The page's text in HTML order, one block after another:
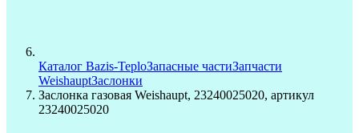
Каталог Bazis-TeploЗапасные частиЗапчасти
WeishauptЗаслонки
Заслонка газовая Weishaupt, 23240025020, артикул
23240025020